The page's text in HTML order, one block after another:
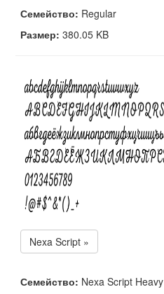
Семейство: Regular
Размер: 380.05 KB
Nexa Script »
Семейство: Nexa Script Heavy